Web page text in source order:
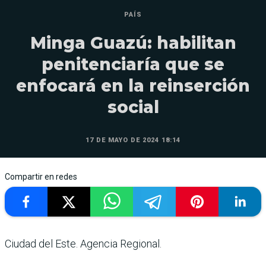
PAÍS
Minga Guazú: habilitan
penitenciaría que se
enfocará en la reinserción
social
17 DE MAYO DE 2024 18:14
Compartir en redes
Ciudad del Este. Agencia Regional.